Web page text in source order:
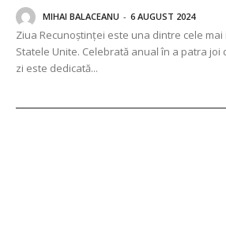
MIHAI BALACEANU - 6 AUGUST 2024
Ziua Recunoștinței este una dintre cele
Statele Unite. Celebrată anual în a patra joi
zi este dedicată...